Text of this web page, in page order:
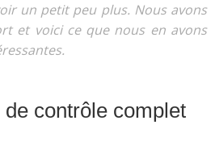
un petit peu plus. Nous avons
et voici ce que nous en avons
contrôle complet